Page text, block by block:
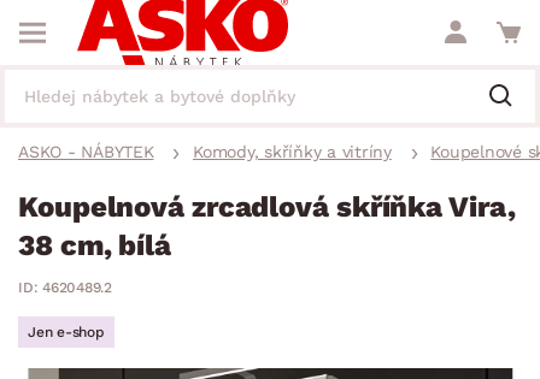
ASKO - NÁBYTEK Komody, skříňky a vitríny Koupelnové
Koupelnová zrcadlová skříňka Vira,
38 cm, bílá
ID: 4620489.2
Jen e-shop